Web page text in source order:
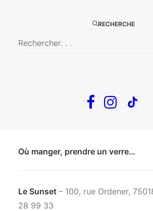
RECHERCHE
Ligne 12
Où manger, prendre un verre…
Le Sunset – 100, rue Ordener,
28 99 33